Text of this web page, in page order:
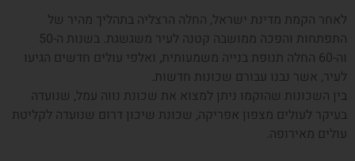
לאחר הקמת מדינת ישראל, החלה הרצליה בתהליך מהיר של
התפתחות והפכה ממושבה קטנה לעיר משגשגת. בשנות ה-50
וה-60 החלה תנופת בנייה משמעותית, ואלפי עולים חדשים הגיעו
לעיר, אשר נבנו עבורם שכונות חדשות.
בין השכונות שהוקמו ניתן למצוא את שכונת נווה עמל, שנועדה
בעיקר לעולים מצפון אפריקה, שכונת שיכון דרום שנועדה לקליטת
עולים מאירופה.